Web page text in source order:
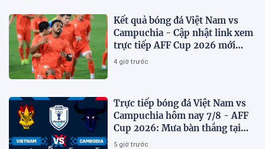
Kết quả bóng đá Việt Nam vs
Campuchia - Cập nhật link xem
trực tiếp AFF Cup 2026 mới
nhất
4 giờ trước
Trực tiếp bóng đá Việt Nam vs
Campuchia hôm nay 7/8 - AFF
Cup 2026: Mưa bàn thắng tại
Mỹ Đình?
5 giờ trước